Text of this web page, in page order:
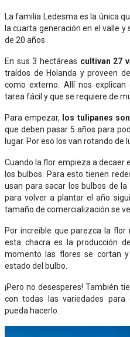
La familia Ledesma es la única
la cuarta generación en el valle
de 20 años.
En sus 3 hectáreas cultivan 27
traídos de Holanda y proveen
como externo. Allí nos
tarea fácil y que se requiere de
Para empezar, los tulipanes
que deben pasar 5 años para
lugar. Por eso los van rotando de
Cuando la flor empieza a decaer
los bulbos. Para esto tienen
usan para sacar los bulbos de
para volver a plantar el año
tamaño de comercialización se
Por increíble que parezca la
esta chacra es la producción
momento las flores se cortan
estado del bulbo.
¡Pero no desesperes! También
con todas las variedades
pueda hacerlo.